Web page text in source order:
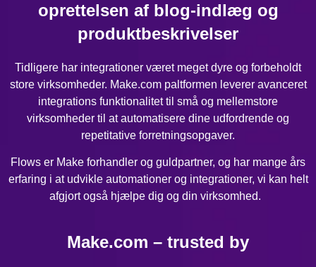
oprettelsen af blog-indlæg og
produktbeskrivelser
Tidligere har integrationer været meget dyre og forbeholdt
store virksomheder. Make.com paltformen leverer avanceret
integrations funktionalitet til små og mellemstore
virksomheder til at automatisere dine udfordrende og
repetitative forretningsopgaver.
Flows er Make forhandler og guldpartner, og har mange års
erfaring i at udvikle automationer og integrationer, vi kan helt
afgjort også hjælpe dig og din virksomhed.
Make.com – trusted by